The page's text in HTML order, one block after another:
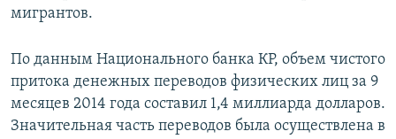
мигрантов.
По данным Национального банка КР, объем чистого
притока денежных переводов физических лиц за 9
месяцев 2014 года составил 1,4 миллиарда долларов.
Значительная часть переводов была осуществлена в